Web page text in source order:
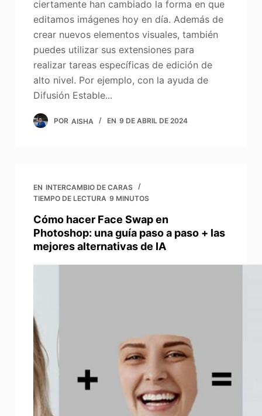
ciertamente han cambiado la forma en que
editamos imágenes hoy en día. Además de
crear nuevos elementos visuales, también
puedes utilizar sus extensiones para
realizar tareas específicas de edición de
alto nivel. Por ejemplo, con la ayuda de
Difusión Estable...
POR AISHA EN 9 DE ABRIL DE 2024
EN INTERCAMBIO DE CARAS
TIEMPO DE LECTURA 9 MINUTOS
Cómo hacer Face Swap en
Photoshop: una guía paso a paso + las
mejores alternativas de IA